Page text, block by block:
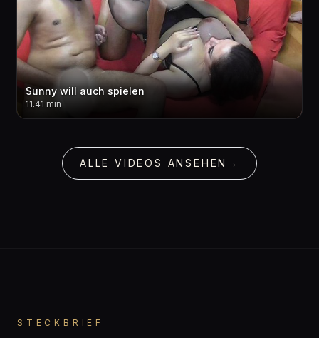
Sunny will auch spielen
11.41 min
ALLE VIDEOS ANSEHEN →
STECKBRIEF